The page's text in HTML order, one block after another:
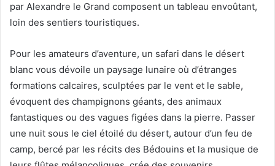
par Alexandre le Grand composent un tableau envoûtant,
loin des sentiers touristiques.
Pour les amateurs d’aventure, un safari dans le désert
blanc vous dévoile un paysage lunaire où d’étranges
formations calcaires, sculptées par le vent et le sable,
évoquent des champignons géants, des animaux
fantastiques ou des vagues figées dans la pierre. Passer
une nuit sous le ciel étoilé du désert, autour d’un feu de
camp, bercé par les récits des Bédouins et la musique de